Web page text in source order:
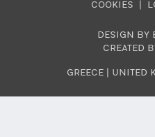
COOKIES
GREECE UNITED
DESIGN BY
CREATED